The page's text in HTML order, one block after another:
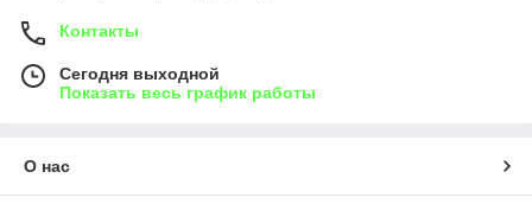
Контакты
Сегодня выходной
Показать весь график работы
О нас